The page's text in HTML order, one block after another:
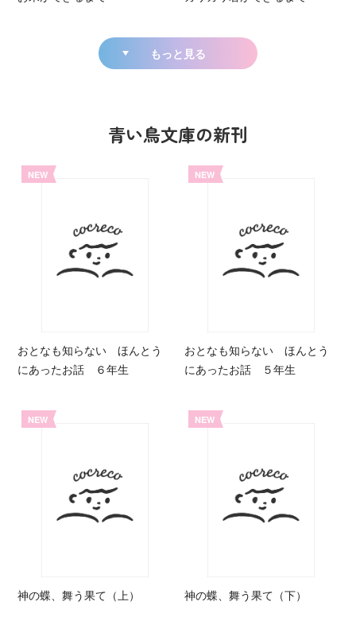
もっと見る
青い鳥文庫の新刊
NEW
おとなも知らない ほんとう
にあったお話 ６年生
NEW
おとなも知らない ほんとう
にあったお話 ５年生
NEW
神の蝶、舞う果て（上）
NEW
神の蝶、舞う果て（下）